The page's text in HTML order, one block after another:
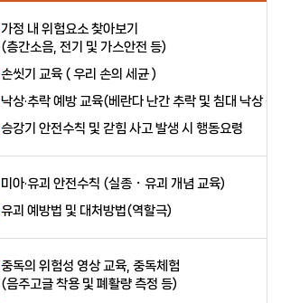
가정 내 위험요소 찾아보기
(층간소음, 전기 및 가스안전 등)
손씻기 교육 ( 우리 손의 세균 )
낙상·추락 예방 교육(베란다 난간 추락 및 침대 낙상 등)
승강기 안전수칙 및 갇힘 사고 발생 시 행동요령
미아·유괴 안전수칙 (실종・유괴 개념 교육)
유괴 예방법 및 대처방법(역할극)
중독의 위험성 영상 교육, 중독체험
(음주고글 착용 및 폐활량 측정 등)